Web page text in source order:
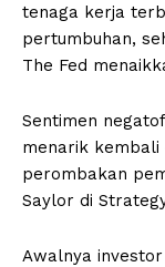
tenaga kerja
pertumbuhan,
The Fed
Sentimen
menarik
perombakan
Saylor di
Awalnya